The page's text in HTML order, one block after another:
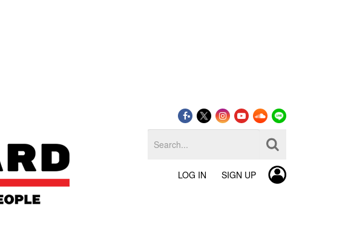
LOG IN SIGN UP